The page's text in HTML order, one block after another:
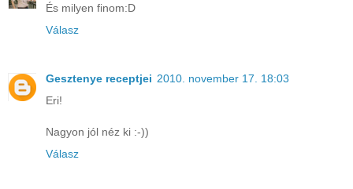
És milyen finom:D
Válasz
Gesztenye receptjei 2010. november 17. 18:03
Eri!
Nagyon jól néz ki :-))
Válasz